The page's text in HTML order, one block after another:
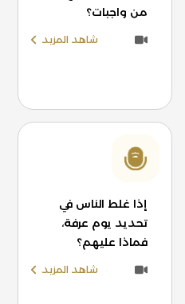
من واجبات؟
شاهد المزيد
إذا غلط الناس في
تحديد يوم عرفة،
فماذا عليهم؟
شاهد المزيد